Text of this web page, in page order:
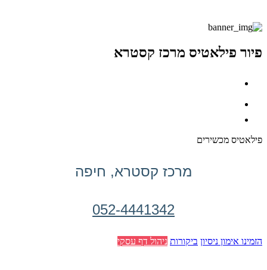
פיור פילאטיס מרכז קסטרא
פילאטיס מכשירים
מרכז קסטרא, חיפה
052-4441342
הזמינו אימון ניסיון ביקורות ניהול דף עסקי